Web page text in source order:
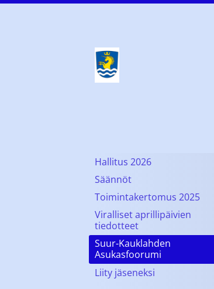
Kauklahti-
Hallitus 2026
Säännöt
Toimintakertomus 2025
Viralliset aprillipäivien
tiedotteet
Suur-Kauklahden
Asukasfoorumi
Liity jäseneksi